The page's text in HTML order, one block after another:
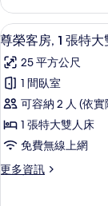
有
相
片
1
間
臥
室
(Panorama)
的
情
顯
示
尊
榮
客
房,
張
8
尊榮客房, 1 張特
25 平方公尺
1 間臥室
可容納 2 人 (依
1 張特大雙人床
免費無線上網
更多資訊
更